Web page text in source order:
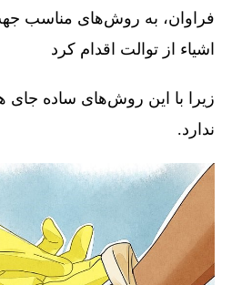
فراوان، به روش‌های مناسب
اشیاء از توالت اقدام کرد
زیرا با این روش‌های ساده جای
ندارد.